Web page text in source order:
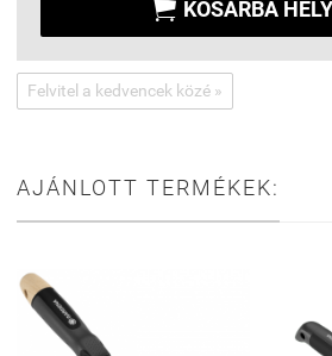
 KOSÁRBA
Felvitel a kedvencek közé »
AJÁNLOTT TERMÉKEK: